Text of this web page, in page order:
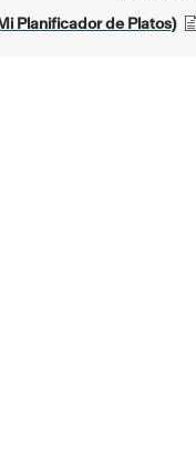
Planificador de Platos)